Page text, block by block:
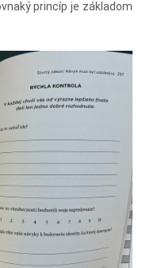
princíp je základom